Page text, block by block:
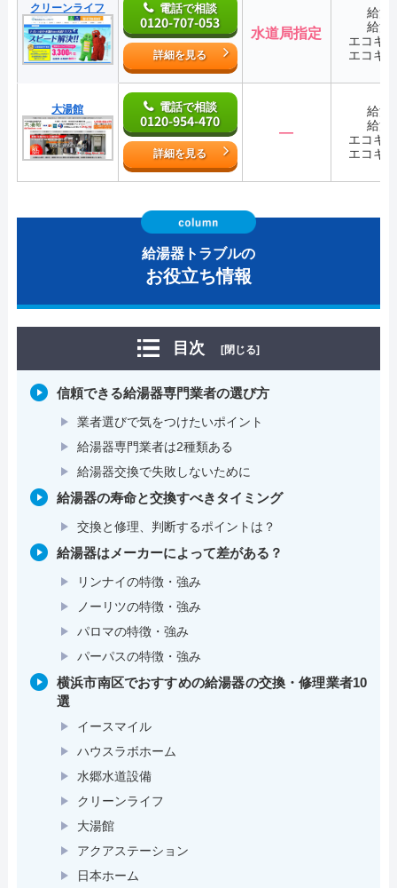
クリーンライフ 電話で相談
0120-707-053
詳細を見る
水道局指定
給湯
給湯
エコキ
エコキ
大湯館 電話で相談
0120-954-470
詳細を見る
―
給湯
給湯
エコキ
エコキ
給湯器トラブルの
お役立ち情報
目次 [閉じる]
信頼できる給湯器専門業者の選び方
業者選びで気をつけたいポイント
給湯器専門業者は2種類ある
給湯器交換で失敗しないために
給湯器の寿命と交換すべきタイミング
交換と修理、判断するポイントは？
給湯器はメーカーによって差がある？
リンナイの特徴・強み
ノーリツの特徴・強み
パロマの特徴・強み
パーパスの特徴・強み
横浜市南区でおすすめの給湯器の交換・修理業者10
選
イースマイル
ハウスラボホーム
水郷水道設備
クリーンライフ
大湯館
アクアステーション
日本ホーム